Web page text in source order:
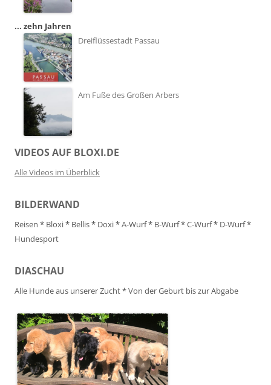
... zehn Jahren
Dreiflüssestadt Passau
Am Fuße des Großen Arbers
VIDEOS AUF BLOXI.DE
Alle Videos im Überblick
BILDERWAND
Reisen * Bloxi* Bellis* Doxi*A-Wurf* B-Wurf*C-Wurf* D-Wurf*
Hundesport
DIASCHAU
Alle Hunde aus unserer Zucht*Von der Geburt bis zur Abgabe